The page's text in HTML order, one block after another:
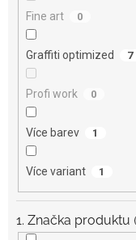
Fine art 0
Graffiti optimized 7
Profi work 0
Více barev 1
Více variant 1
1. Značka produktu